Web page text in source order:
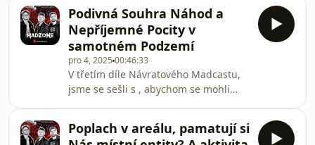
znáte nějakou dalš
Nález za komínem změnil celou
epizodu, Došlo i k očistě penzionu u
Wéwody. Rozebereme naše pocity,
vtipné momenty ale a i ty které nám
nebyli vůbec příjemné.Jaké pocity či
momenty máte Vy z druhého dílu?
Podělte se s námi v komentáři.► Na
našem Instagramu probíhá Návratová
s
Podivná Souhra Náhod a
Nepříjemné Pocity v
samotném Podzemí
pro 4, 2025 00:46:33
V třetím díle Návratového Madcastu,
jsme se sešli s ​⁠, abychom se mohli
Náhod a Nepříjemné Pocity v
Poplach v areálu, pamatují si